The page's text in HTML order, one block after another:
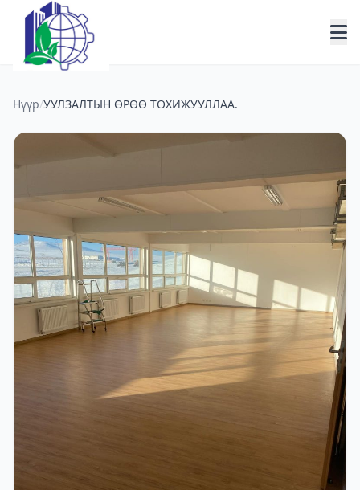
Нүүр/УУЛЗАЛТЫН ӨРӨӨ ТОХИЖУУЛЛАА.